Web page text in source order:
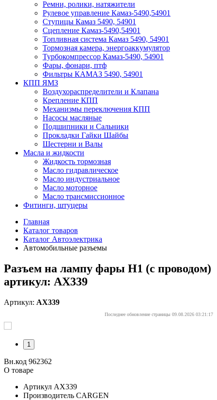
Ремни, ролики, натяжители
Рулевое управление Камаз-5490,54901
Ступицы Камаз 5490, 54901
Сцепление Камаз-5490,54901
Топливная система Камаз 5490, 54901
Тормозная камера, энергоаккумулятор
Турбокомпрессор Камаз-5490, 54901
Фары, фонари, птф
Фильтры КАМАЗ 5490, 54901
КПП ЯМЗ
Воздухораспределители и Клапана
Крепление КПП
Механизмы переключения КПП
Насосы масляные
Подшипники и Сальники
Прокладки Гайки Шайбы
Шестерни и Валы
Масла и жидкости
Жидкость тормозная
Масло гидравлическое
Масло индустриальное
Масло моторное
Масло трансмиссионное
Фитинги, штуцеры
Главная
Каталог товаров
Каталог Автоэлектрика
Автомобильные разъемы
Разъем на лампу фары H1 (с проводом)
артикул: AX339
Артикул: AX339
Последнее обновление страницы 09.08.2026 03:21:17
1
Вн.код 962362
О товаре
Артикул AX339
Производитель CARGEN